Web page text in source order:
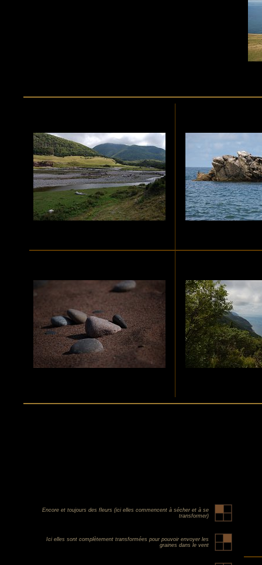
Encore et toujours des fleurs (ici elles commencent à sécher et à se
transformer)
Ici elles sont complètement transformées pour pouvoir envoyer les
graines dans le vent